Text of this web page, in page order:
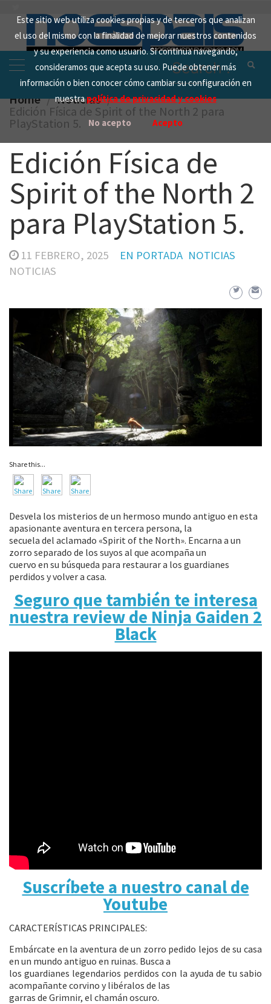
Este sitio web utiliza cookies propias y de terceros que analizan
el uso del mismo con la finalidad de mejorar nuestros contenidos
y su experiencia como usuario. Si continua navegando,
consideramos que acepta su uso. Puede obtener más
información o bien conocer cómo cambiar su configuración en
nuestrapolítica de privacidad y cookies
No acepto Acepto
content
Search
for:
Home Noticias
Edición Física de Spirit of the North 2 para
PlayStation 5.
Edición Física de
Spirit of the North 2
para PlayStation 5.
11 FEBRERO, 2025 EN PORTADA NOTICIAS
NOTICIAS
Share this...
Desvela los misterios de un hermoso mundo antiguo en esta
apasionante aventura en tercera persona, la
secuela del aclamado «Spirit of the North». Encarna a un
zorro separado de los suyos al que acompaña un
cuervo en su búsqueda para restaurar a los guardianes
perdidos y volver a casa.
Seguro que también te interesa
nuestra review de Ninja Gaiden 2
Black
Suscríbete a nuestro canal de
Youtube
CARACTERÍSTICAS PRINCIPALES:
Embárcate en la aventura de un zorro pedido lejos de su casa
en un mundo antiguo en ruinas. Busca a
los guardianes legendarios perdidos con la ayuda de tu sabio
acompañante corvino y libéralos de las
garras de Grimnir, el chamán oscuro.